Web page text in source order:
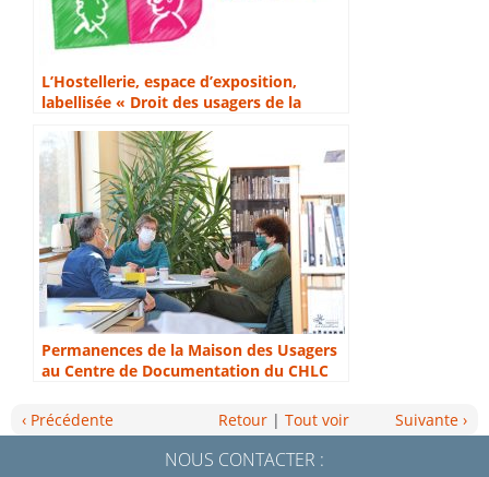
L’Hostellerie, espace d’exposition,
labellisée « Droit des usagers de la
Permanences de la Maison des Usagers
au Centre de Documentation du CHLC
Retour | Tout voir
‹ Précédente Suivante ›
NOUS CONTACTER :